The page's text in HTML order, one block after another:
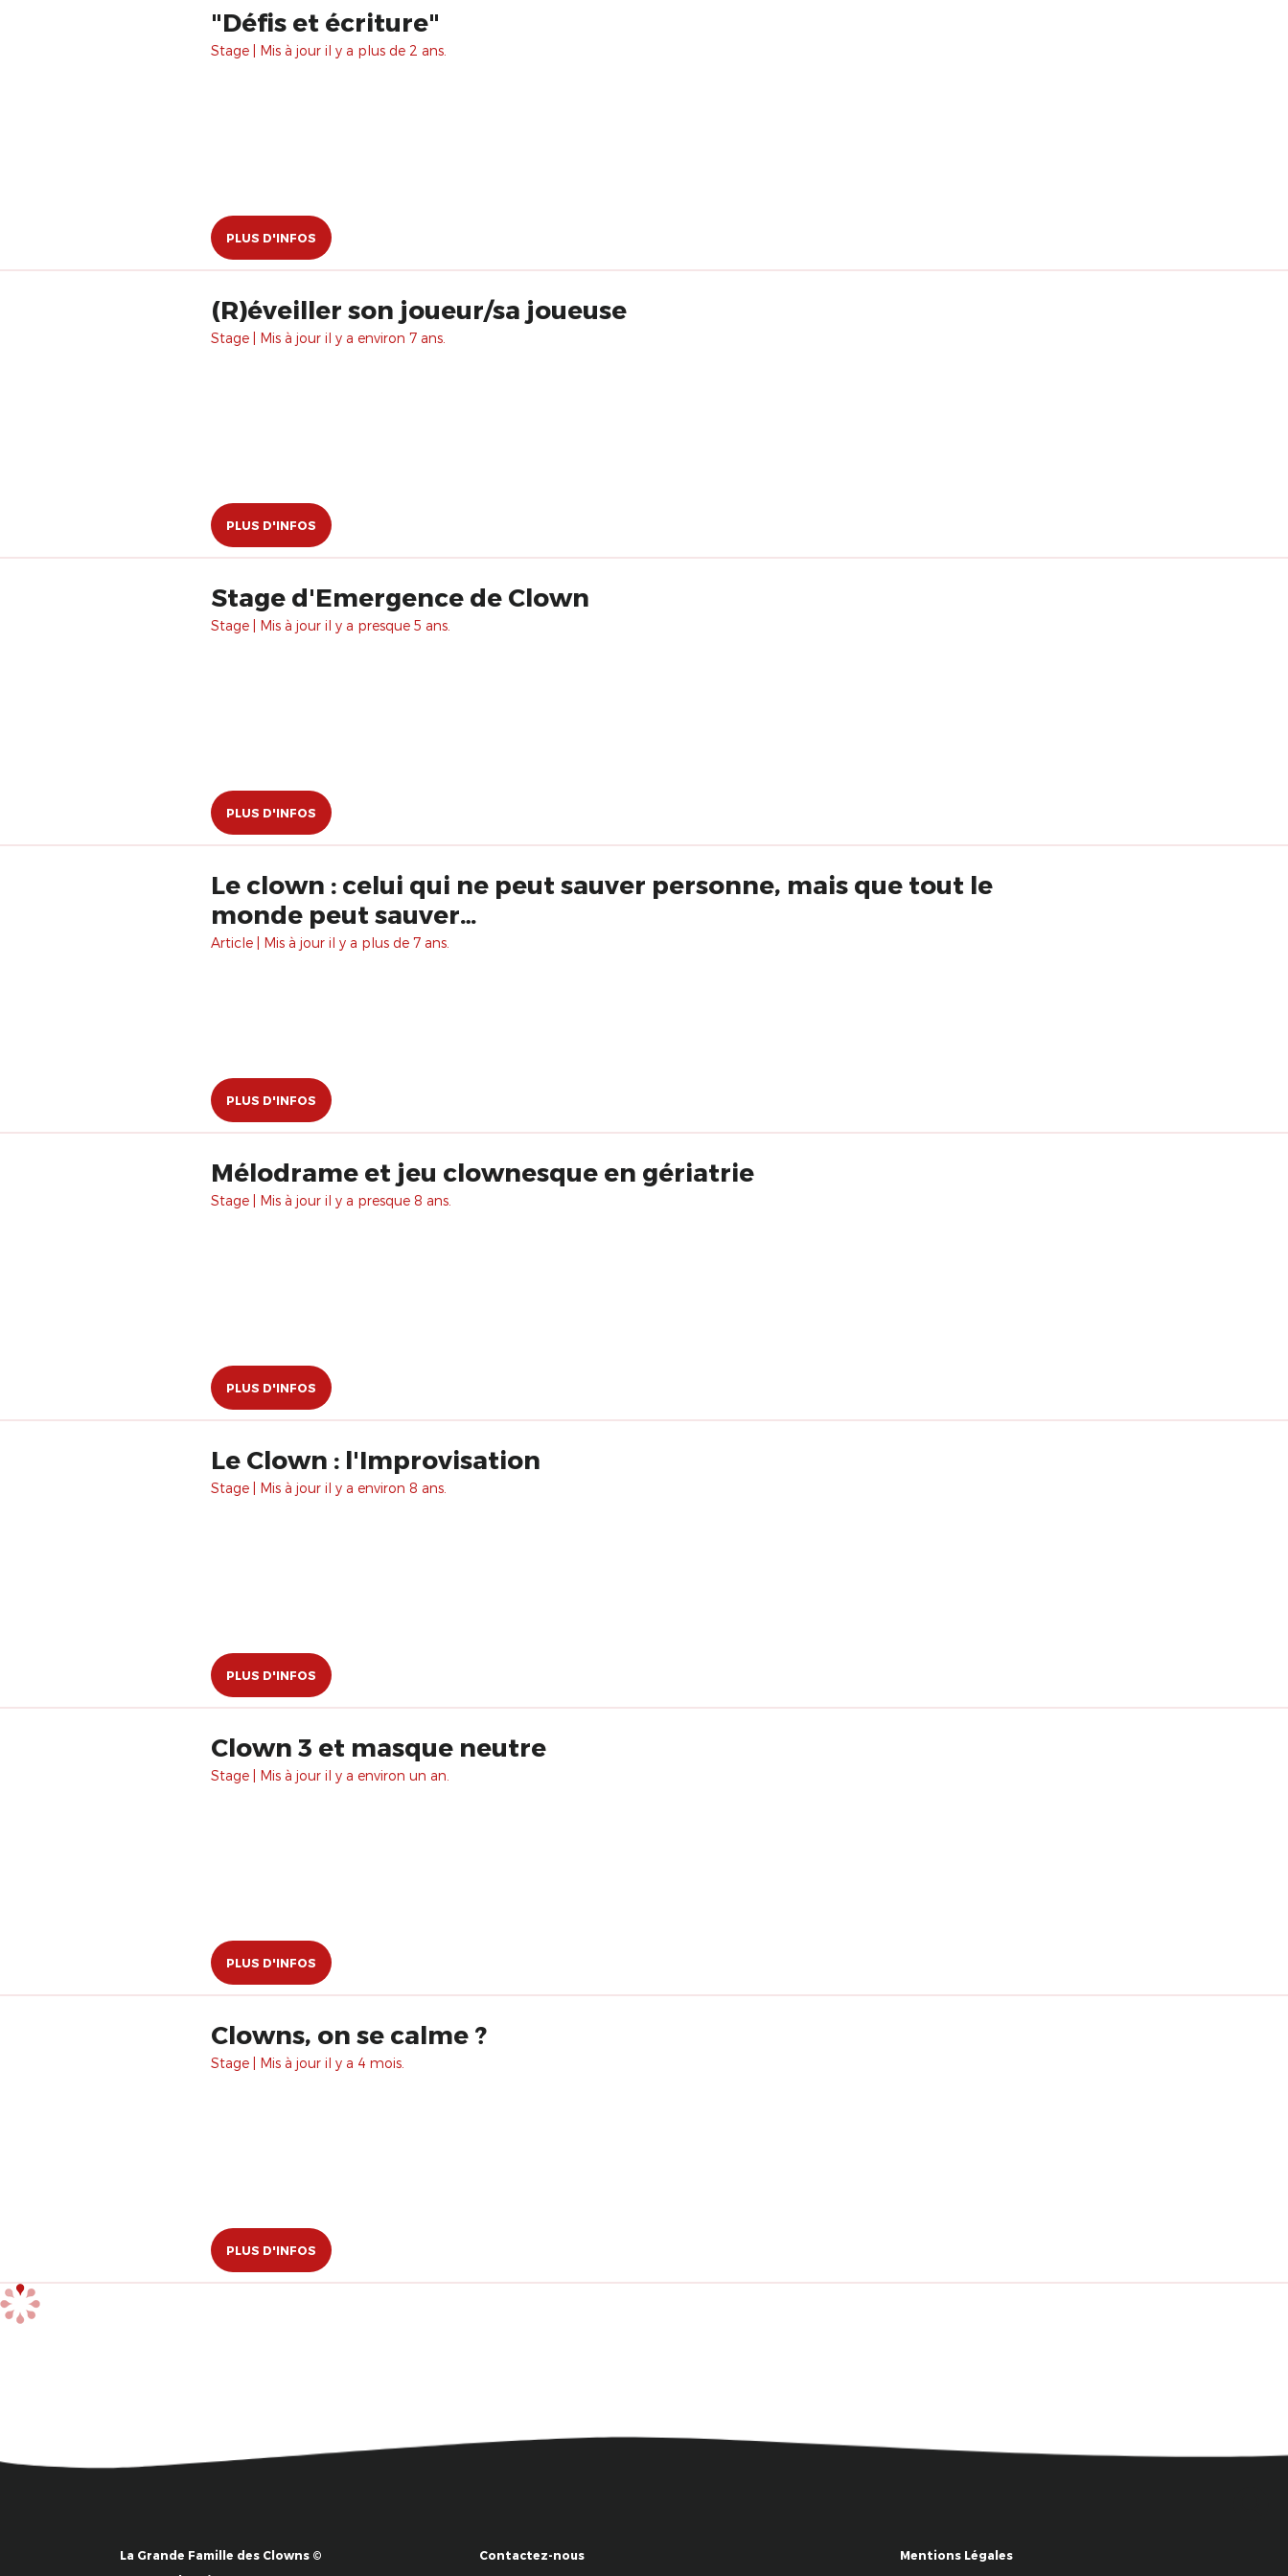
"Défis et écriture"
Stage | Mis à jour il y a plus de 2 ans.
PLUS D'INFOS
(R)éveiller son joueur/sa joueuse
Stage | Mis à jour il y a environ 7 ans.
PLUS D'INFOS
Stage d'Emergence de Clown
Stage | Mis à jour il y a presque 5 ans.
PLUS D'INFOS
Le clown : celui qui ne peut sauver personne, mais que tout le
monde peut sauver…
Article | Mis à jour il y a plus de 7 ans.
PLUS D'INFOS
Mélodrame et jeu clownesque en gériatrie
Stage | Mis à jour il y a presque 8 ans.
PLUS D'INFOS
Le Clown : l'Improvisation
Stage | Mis à jour il y a environ 8 ans.
PLUS D'INFOS
Clown 3 et masque neutre
Stage | Mis à jour il y a environ un an.
PLUS D'INFOS
Clowns, on se calme ?
Stage | Mis à jour il y a 4 mois.
PLUS D'INFOS
La Grande Famille des Clowns ©
Contactez-nous Mentions Légales